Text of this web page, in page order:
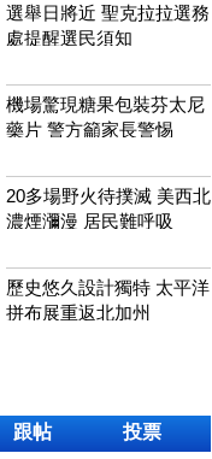
選舉日將近 聖克拉拉選務
處提醒選民須知
機場驚現糖果包裝芬太尼
藥片 警方籲家長警惕
20多場野火待撲滅 美西北
濃煙瀰漫 居民難呼吸
歷史悠久設計獨特 太平洋
拼布展重返北加州
跟帖 投票